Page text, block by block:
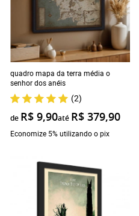
quadro mapa da terra média o
senhor dos anéis
(2)
de R$ 9,90até R$ 379,90
Economize 5% utilizando o pix